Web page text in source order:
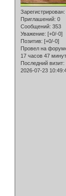
Зарегистрирован
Приглашений: 0
Сообщений: 353
Уважение: [+0/-0]
Позитив: [+0/-0]
Провел на
17 часов 47 минут
Последний визит:
2026-07-23